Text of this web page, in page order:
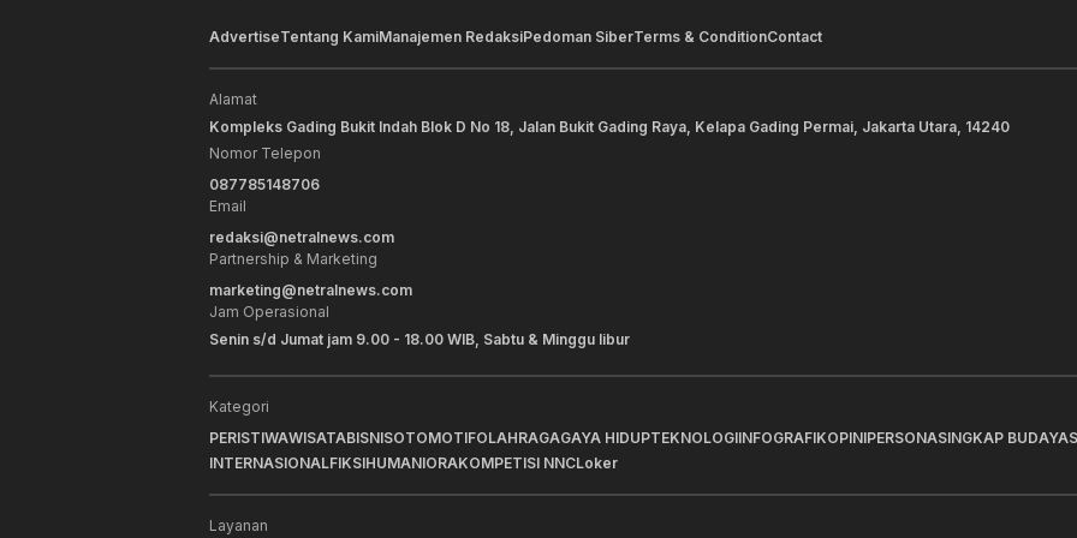
AdvertiseTentang KamiManajemen RedaksiPedoman SiberTerms & ConditionContact
Alamat
Kompleks Gading Bukit Indah Blok D No 18, Jalan Bukit Gading Raya, Kelapa Gading Permai, Jakarta Utara, 14240
Nomor Telepon
087785148706
Email
redaksi@netralnews.com
Partnership & Marketing
marketing@netralnews.com
Jam Operasional
Senin s/d Jumat jam 9.00 - 18.00 WIB, Sabtu & Minggu libur
Kategori
PERISTIWAWISATABISNISOTOMOTIFOLAHRAGAGAYA HIDUPTEKNOLOGIINFOGRAFIKOPINIPERSONASINGKAP BUDAYA
INTERNASIONALFIKSIHUMANIORAKOMPETISI NNCLoker
Layanan